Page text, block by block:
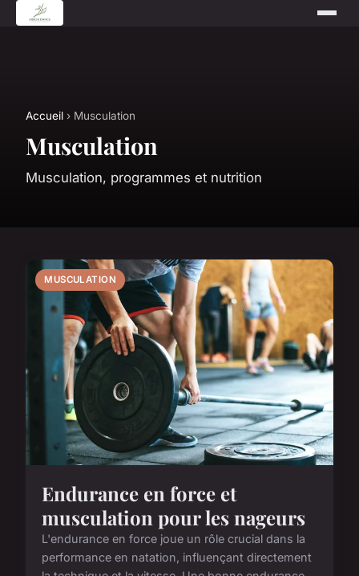
Accueil › Musculation
Musculation
Musculation, programmes et nutrition
MUSCULATION
Endurance en force et
musculation pour les nageurs
L'endurance en force joue un rôle crucial dans la
performance en natation, influençant directement